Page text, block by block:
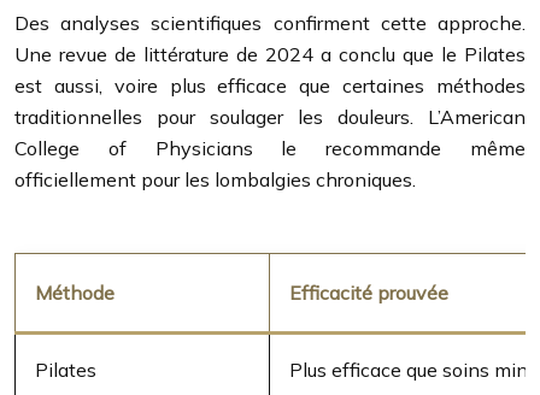
Des analyses scientifiques confirment cette approche.
Une revue de littérature de 2024 a conclu que le Pilates
est aussi, voire plus efficace que certaines méthodes
traditionnelles pour soulager les douleurs. L’American
College of Physicians le recommande même
officiellement pour les lombalgies chroniques.
Méthode Efficacité prouvée
Pilates Plus efficace que soins